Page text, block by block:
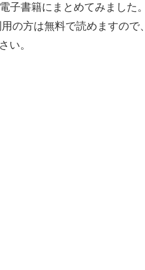
子書籍にまとめてみました。
の方は無料で読めますので、
い。